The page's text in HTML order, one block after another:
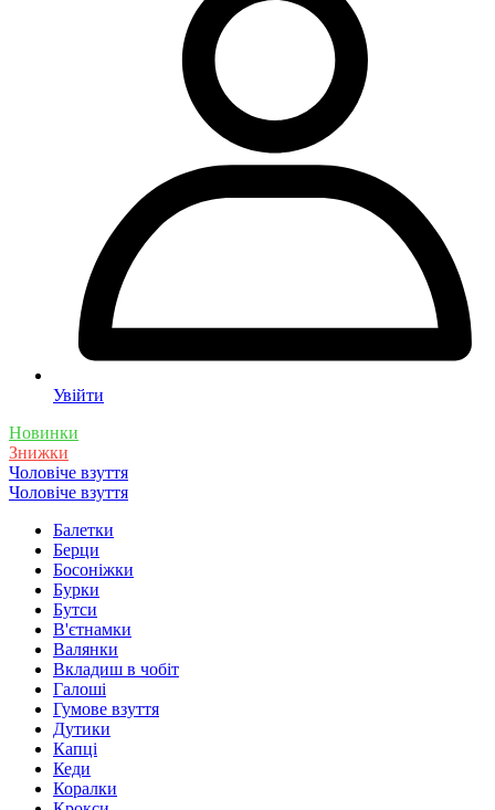
Увійти
Новинки
Знижки
Чоловіче взуття
Чоловіче взуття
Балетки
Берци
Босоніжки
Бурки
Бутси
В'єтнамки
Валянки
Вкладиш в чобіт
Галоші
Гумове взуття
Дутики
Капці
Кеди
Коралки